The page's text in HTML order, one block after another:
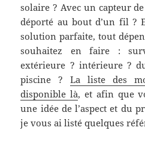
solaire ? Avec un capteur
déporté au bout d’un fil ?
solution parfaite, tout
souhaitez en faire :
extérieure ? intérieure ?
piscine ?La liste des
disponible là, et afin que
une idée de l’aspect et du
je vous ai listé quelques